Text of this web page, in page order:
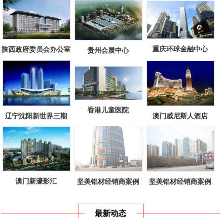
陕西政府委员会办公室 贵州会展中心 重庆环球金融中心
辽宁沈阳新世界三期
香港儿童医院
澳门威尼斯人酒店
澳门新濠影汇 坚美铝材经销商案例 坚美铝材经销商案例
最新动态